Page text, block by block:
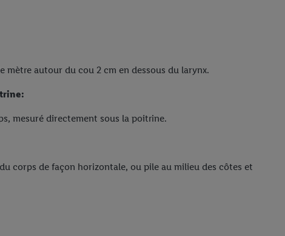
mètre autour du cou 2 cm en dessous du larynx.
mesuré directement sous la poitrine.
corps de façon horizontale, ou pile au milieu des côtes et